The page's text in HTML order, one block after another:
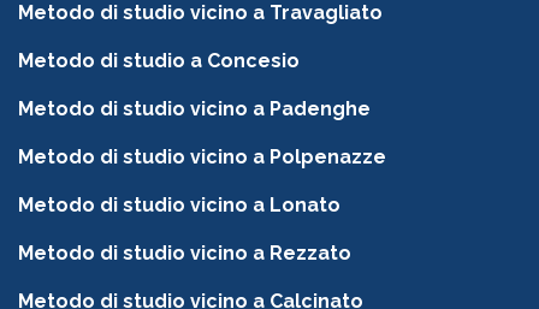
Metodo di studio vicino a Travagliato
Metodo di studio a Concesio
Metodo di studio vicino a Padenghe
Metodo di studio vicino a Polpenazze
Metodo di studio vicino a Lonato
Metodo di studio vicino a Rezzato
Metodo di studio vicino a Calcinato